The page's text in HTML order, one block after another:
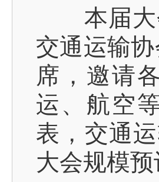
本届大
交通运输
席，邀请
运、航空
表，交通
大会规模